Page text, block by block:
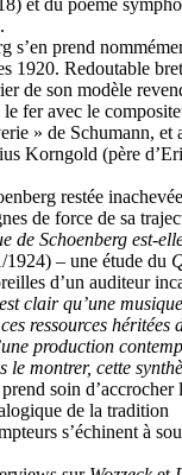
et du poème
s’en prend
1920. Redoutable
de son modèle
fer avec le
» de Schumann, et
Korngold (père
restée
de force de sa
de Schoenberg
1924) – une étude du
d’un auditeur
clair qu’une
ressources héritées
production
le montrer, cette
soin d’accrocher
de la tradition
s’échinent à